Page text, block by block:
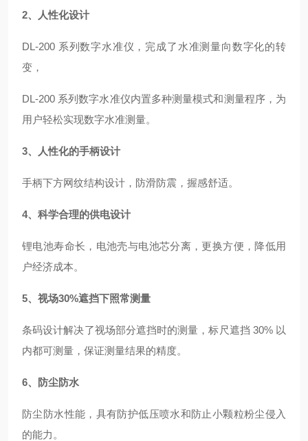
2、人性化设计
DL-200 系列数字水准仪，完成了水准测量向数字化的转
变，
DL-200 系列数字水准仪内置多种测量模式和测量程序，为
用户轻松实现数字水准测量。
3、人性化的手柄设计
手柄下方网纹结构设计，防滑防震，握感舒适。
4、科学合理的供电设计
锂电池寿命长，电池壳与电池芯分离，更换方便，降低用
户经济成本。
5、视场30%遮挡下照常测量
条码设计解决了视场部分遮挡时的测量，标尺遮挡 30% 以
内都可测量，保证测量结果的精度。
6、防尘防水
防尘防水性能，具有防护低压喷水和防止小颗粒粉尘侵入
的能力。